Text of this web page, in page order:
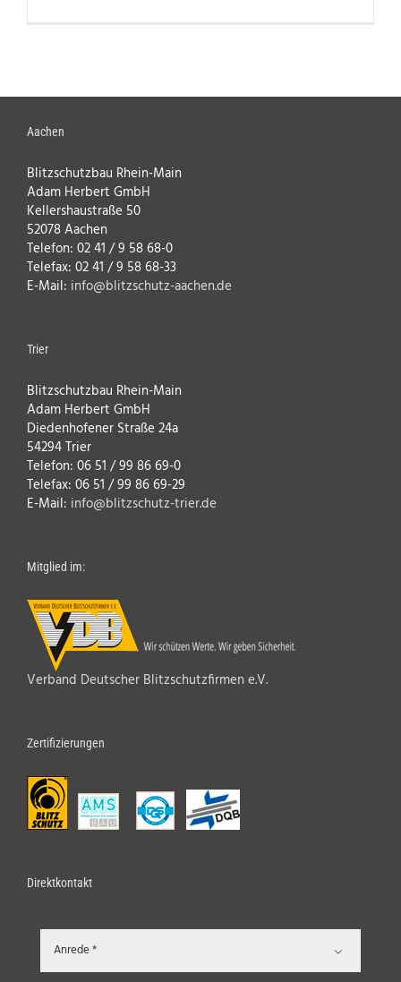
Aachen
Blitzschutzbau Rhein-Main
Adam Herbert GmbH
Kellershaustraße 50
52078 Aachen
Telefon: 02 41 / 9 58 68-0
Telefax: 02 41 / 9 58 68-33
E-Mail: info@blitzschutz-aachen.de
Trier
Blitzschutzbau Rhein-Main
Adam Herbert GmbH
Diedenhofener Straße 24a
54294 Trier
Telefon: 06 51 / 99 86 69-0
Telefax: 06 51 / 99 86 69-29
E-Mail: info@blitzschutz-trier.de
Mitglied im:
Verband Deutscher Blitzschutzfirmen e.V.
Zertifizierungen
Direktkontakt
